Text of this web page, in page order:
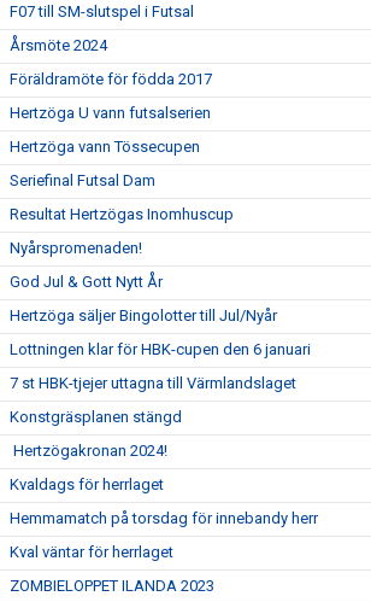
F07 till SM-slutspel i Futsal
Årsmöte 2024
Föräldramöte för födda 2017
Hertzöga U vann futsalserien
Hertzöga vann Tössecupen
Seriefinal Futsal Dam
Resultat Hertzögas Inomhuscup
Nyårspromenaden!
God Jul & Gott Nytt År
Hertzöga säljer Bingolotter till Jul/Nyår
Lottningen klar för HBK-cupen den 6 januari
7 st HBK-tjejer uttagna till Värmlandslaget
Konstgräsplanen stängd
Hertzögakronan 2024!
Kvaldags för herrlaget
Hemmamatch på torsdag för innebandy herr
Kval väntar för herrlaget
ZOMBIELOPPET ILANDA 2023